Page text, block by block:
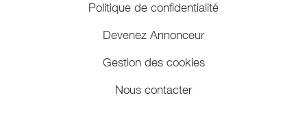
Politique de confidentialité
Devenez Annonceur
Gestion des cookies
Nous contacter